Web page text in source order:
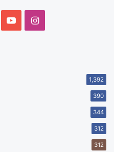
YouTubeInstagram
1,392
390
344
312
312